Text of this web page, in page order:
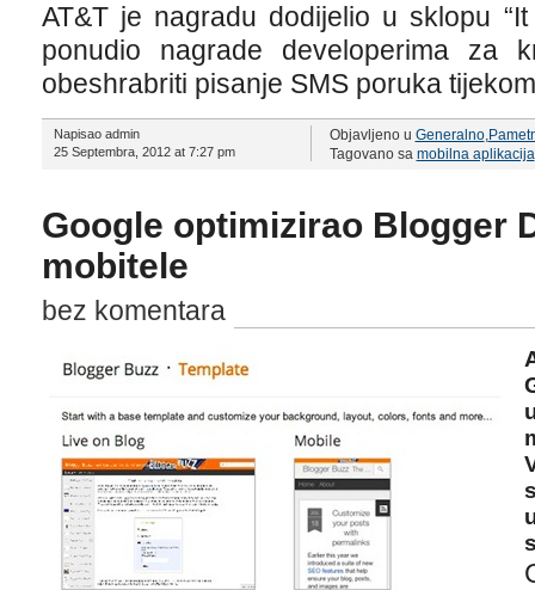
AT&T je nagradu dodijelio u sklopu
ponudio nagrade developerima za
obeshrabriti pisanje SMS poruka
Napisao admin
25 Septembra, 2012 at 7:27 pm
Objavljeno u Generalno,
Tagovano sa mobilna aplikacija
Google optimizirao Blogger
mobitele
bez komentara